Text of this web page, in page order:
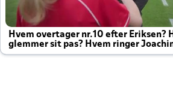
Hvem overtager nr.10 efter Eriksen?
glemmer sit pas? Hvem ringer
altid til efter kampe?